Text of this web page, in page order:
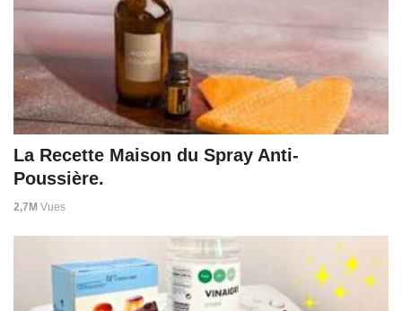
La Recette Maison du Spray Anti-
Poussière.
2,7M Vues